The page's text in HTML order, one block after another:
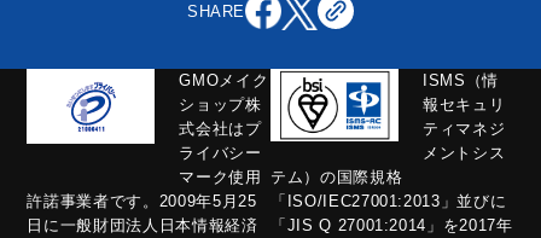
SHARE
GMOメイク
ショップ株
式会社はプ
ライバシー
マーク使用
許諾事業者です。2009年5月25
日に一般財団法人日本情報経済
ISMS（情
報セキュリ
ティマネジ
メントシス
テム）の国際規格
「ISO/IEC27001:2013」並びに
「JIS Q 27001:2014」を2017年